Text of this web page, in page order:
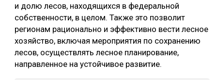
и долю лесов, находящихся в федеральной
собственности, в целом. Также это позволит
регионам рационально и эффективно вести лесное
хозяйство, включая мероприятия по сохранению
лесов, осуществлять лесное планирование,
направленное на устойчивое развитие.